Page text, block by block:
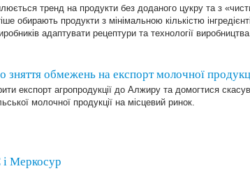
тренд на продукти без доданого цукру та з
обирають продукти з мінімальною кількістю
адаптувати рецептури та технології
обмежень на експорт молочної
експорт агропродукції до Алжиру та домогтися
молочної продукції на місцевий ринок.
Меркосур